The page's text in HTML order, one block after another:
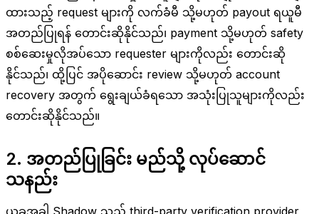
ထားသည့် request များကို လက်ခံမီ သို့မဟုတ် payout ရယူမီ
အတည်ပြုရန် တောင်းဆိုနိုင်သည်၊ payment သို့မဟုတ် safety
စစ်ဆေးမှုလိုအပ်သော requester များကိုလည်း တောင်းဆို
နိုင်သည်၊ ထို့ပြင် အပိုဆောင်း review သို့မဟုတ် account
recovery အတွက် ရွေးချယ်ခံရသော အသုံးပြုသူများကိုလည်း
တောင်းဆိုနိုင်သည်။
2. အတည်ပြုခြင်း မည်သို့ လုပ်ဆောင်
သနည်း
ယခုအခါ Shadow သည် third-party verification provider